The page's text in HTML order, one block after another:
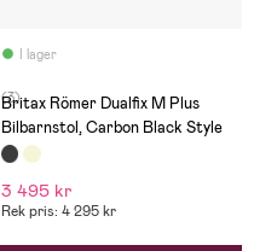
I lager
(3)
Britax Römer Dualfix M Plus
Bilbarnstol, Carbon Black Style
3 495 kr
Rek pris: 4 295 kr